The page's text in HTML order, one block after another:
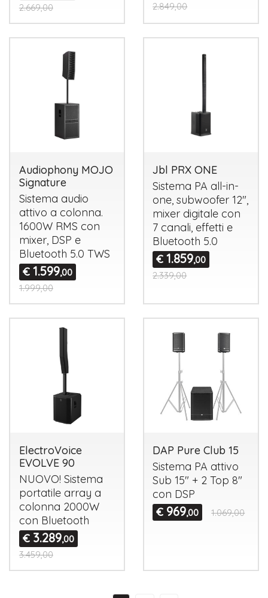
2.669,00
2.849,00
Audiophony MOJO
Signature
Sistema audio
attivo a colonna.
1600W RMS con
mixer, DSP e
Bluetooth 5.0 TWS
€ 1.599,00
1.999,00
Jbl PRX ONE
Sistema PA all-in-
one, subwoofer 12",
mixer digitale con
7 canali, effetti e
Bluetooth 5.0
€ 1.859,00
2.339,00
ElectroVoice
EVOLVE 90
NUOVO! Sistema
portatile array a
colonna 2000W
con Bluetooth
€ 3.289,00
3.459,00
DAP Pure Club 15
Sistema PA attivo
Sub 15" + 2 Top 8"
con DSP
€ 969,00 1.069,00